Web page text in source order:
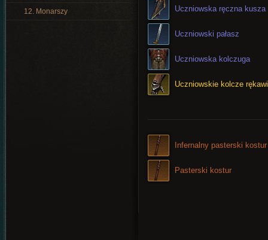
Uczniowska ręczna kusza
Uczniowski pałasz
Uczniowska kolczuga
Uczniowskie kolcze
Infernalny pasterski kostur
Pasterski kostur
12. Monarszy